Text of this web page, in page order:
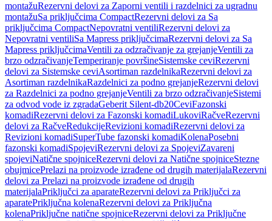
montažuRezervni delovi za Zaporni ventili i razdelnici za ugradnu
montažuSa priključcima CompactRezervni delovi za Sa
priključcima CompactNepovratni ventiliRezervni delovi za
Nepovratni ventiliSa Mapress priključcimaRezervni delovi za Sa
Mapress priključcimaVentili za odzračivanje za grejanjeVentili za
brzo odzračivanjeTemperiranje površineSistemske ceviRezervni
delovi za Sistemske ceviAsortiman razdelnikaRezervni delovi za
Asortiman razdelnikaRazdelnici za podno grejanjeRezervni delovi
za Razdelnici za podno grejanjeVentili za brzo odzračivanjeSistemi
za odvod vode iz zgradaGeberit Silent-db20CeviFazonski
komadiRezervni delovi za Fazonski komadiLukoviRačveRezervni
delovi za RačveRedukcijeRevizioni komadiRezervni delovi za
Revizioni komadiSuperTube fazonski komadiKolenaPosebni
fazonski komadiSpojeviRezervni delovi za SpojeviZavareni
spojeviNatične spojniceRezervni delovi za Natične spojniceStezne
obujmicePrelazi na proizvode izrađene od drugih materijalaRezervni
delovi za Prelazi na proizvode izrađene od drugih
materijalaPriključci za aparateRezervni delovi za Priključci za
aparatePriključna kolenaRezervni delovi za Priključna
kolenaPriključne natične spojniceRezervni delovi za Priključne